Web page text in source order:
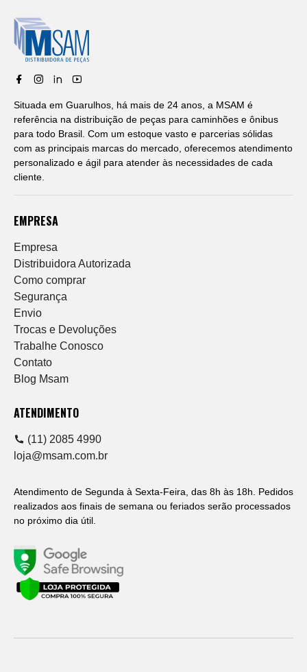
Situada em Guarulhos, há mais de 24 anos, a MSAM é
referência na distribuição de peças para caminhões e ônibus
para todo Brasil. Com um estoque vasto e parcerias sólidas
com as principais marcas do mercado, oferecemos atendimento
personalizado e ágil para atender às necessidades de cada
cliente.
EMPRESA
Empresa
Distribuidora Autorizada
Como comprar
Segurança
Envio
Trocas e Devoluções
Trabalhe Conosco
Contato
Blog Msam
ATENDIMENTO
(11) 2085 4990
loja@msam.com.br
Atendimento de Segunda à Sexta-Feira, das 8h às 18h. Pedidos
realizados aos finais de semana ou feriados serão processados
no próximo dia útil.